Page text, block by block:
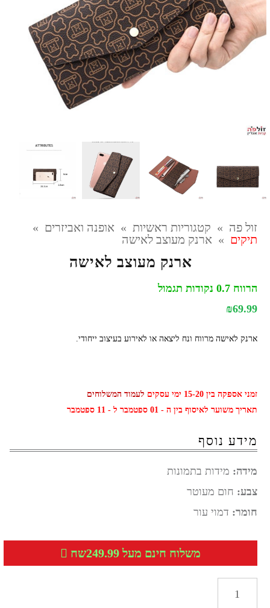
זול פה » קטגוריות ראשיות » אופנה ואביזרים »
תיקים » ארנק מעוצב לאישה
ארנק מעוצב לאישה
הרווח 0.7 נקודות תגמול
₪69.99
ארנק לאישה מרווח ונח ליצאה או לאירוע בעיצוב ייחודי.
זמני אספקה בין 15-20 ימי עסקים
לעמוד המשלוחים
תאריך משוער לאיסוף בין ה - 01 ספטמבר ל - 11 ספטמבר
מידע נוסף
מידה: מידות בתמונות
צבע: חום מעוטר
חומר: דמוי עור
משלוח חינם מעל 249.99שח